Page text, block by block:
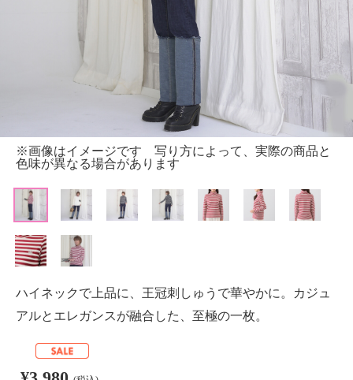
※画像はイメージです 写り方によって、実際の商品と
色味が異なる場合があります
ハイネックで上品に、王冠刺しゅうで華やかに。カジュ
アルとエレガンスが融合した、至極の一枚。